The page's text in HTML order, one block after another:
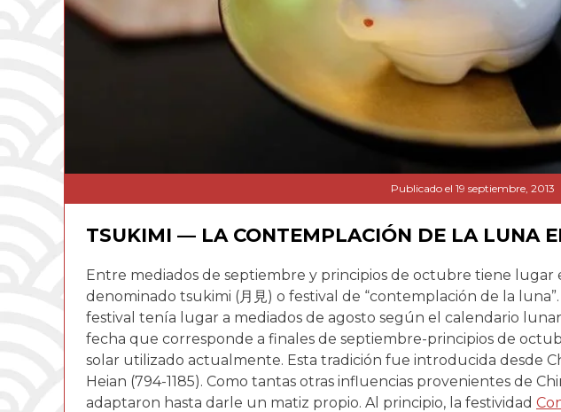
Publicado el 19 septiembre, 2013
TSUKIMI — LA CONTEMPLACIÓN DE LA LUNA
Entre mediados de septiembre y principios de octubre tiene lugar
denominado tsukimi (月見) o festival de “contemplación de la
festival tenía lugar a mediados de agosto según el calendario
fecha que corresponde a finales de septiembre-principios de
solar utilizado actualmente. Esta tradición fue introducida desde
Heian (794-1185). Como tantas otras influencias provenientes de
adaptaron hasta darle un matiz propio. Al principio, la festividad